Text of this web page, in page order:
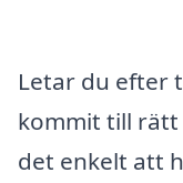
Letar du efter
kommit till
det enkelt att